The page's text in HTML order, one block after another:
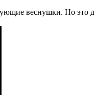
веснушки. Но это